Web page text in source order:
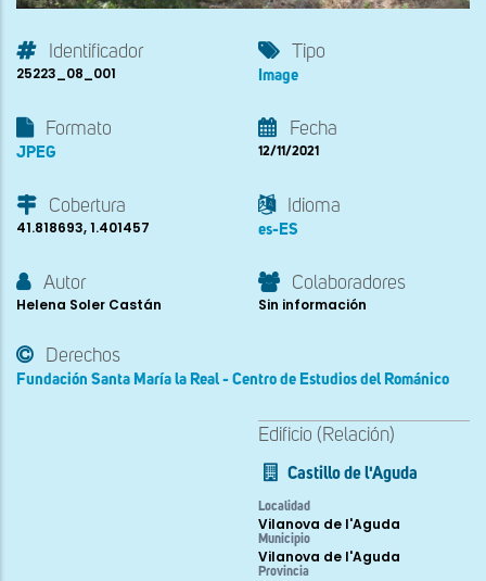
Identificador
25223_08_001
Tipo
Image
Formato
JPEG
Fecha
12/11/2021
Cobertura
41.818693, 1.401457
Idioma
es-ES
Autor
Helena Soler Castán
Colaboradores
Sin información
Derechos
Fundación Santa María la Real - Centro de Estudios del Románico
Edificio (Relación)
Castillo de l'Aguda
Localidad
Vilanova de l'Aguda
Municipio
Vilanova de l'Aguda
Provincia